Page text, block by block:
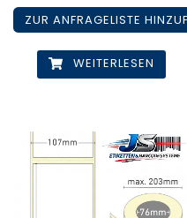
ZUR ANFRAGELISTE
WEITERLESEN